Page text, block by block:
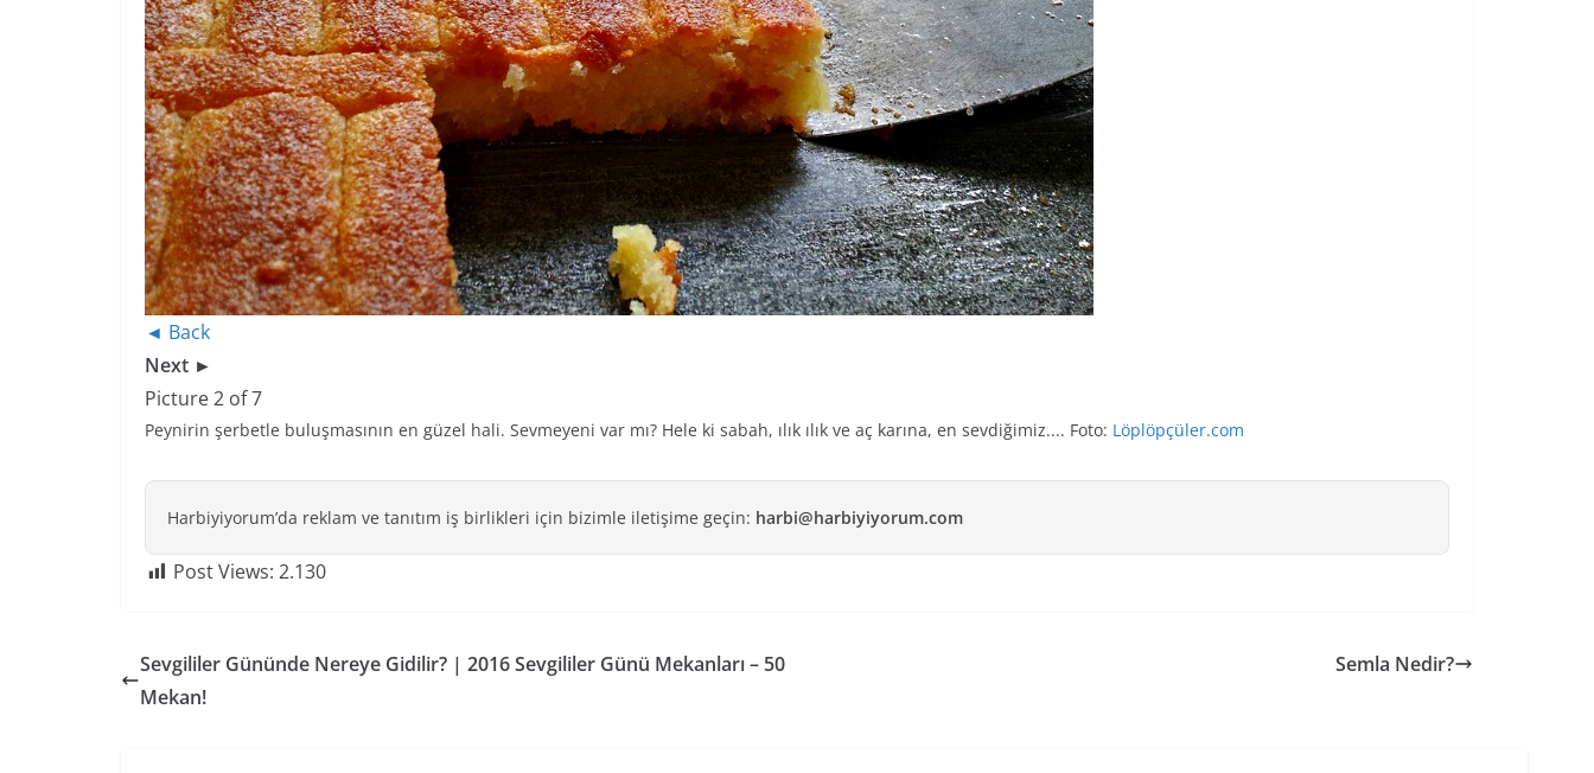
◄ Back
Next ►
Picture 2 of 7
Peynirin şerbetle buluşmasının en güzel hali. Sevmeyeni var mı? Hele ki sabah, ılık ılık ve aç karına, en sevdiğimiz.... Foto: Löplöpçüler.com
Harbiyiyorum’da reklam ve tanıtım iş birlikleri için bizimle iletişime geçin: harbi@harbiyiyorum.com
Post Views: 2.130
Sevgililer Gününde Nereye Gidilir? | 2016 Sevgililer Günü Mekanları – 50
Mekan!
Semla Nedir?